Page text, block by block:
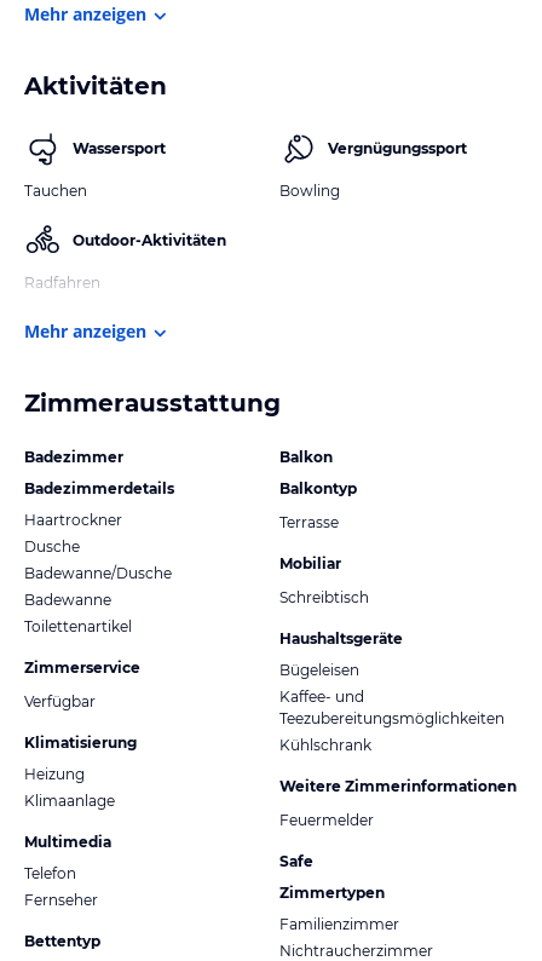
Mehr anzeigen
Aktivitäten
Wassersport
Tauchen
Outdoor-Aktivitäten
Radfahren
Vergnügungssport
Bowling
Mehr anzeigen
Zimmerausstattung
Badezimmer
Badezimmerdetails
Haartrockner
Dusche
Badewanne/Dusche
Badewanne
Toilettenartikel
Zimmerservice
Verfügbar
Klimatisierung
Heizung
Klimaanlage
Multimedia
Telefon
Fernseher
Bettentyp
Balkon
Balkontyp
Terrasse
Mobiliar
Schreibtisch
Haushaltsgeräte
Bügeleisen
Kaffee- und
Teezubereitungsmöglichkeiten
Kühlschrank
Weitere Zimmerinformationen
Feuermelder
Safe
Zimmertypen
Familienzimmer
Nichtraucherzimmer